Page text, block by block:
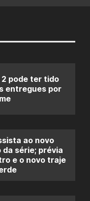
pode ter tido
entregues por
ao novo
série; prévia
e o novo traje